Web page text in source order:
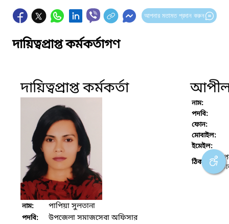
আপনার মতামত প্রদান করুন
দায়িত্বপ্রাপ্ত কর্মকর্তাগণ
দায়িত্বপ্রাপ্ত কর্মকর্তা
নাম: পাপিয়া সুলতানা
পদবি: উপজেলা সমাজসেবা অফিসার
আপীল
নাম:
পদবি:
ফোন:
মোবাইল:
ইমেইল:
ঠিকানা :